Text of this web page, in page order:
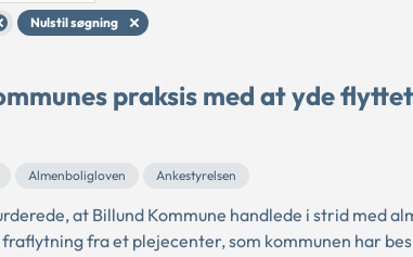
Nulstil søgning
praksis med at yde
Almenboligloven Ankestyrelsen
at Billund Kommune handlede i strid med
fra et plejecenter, som kommunen har